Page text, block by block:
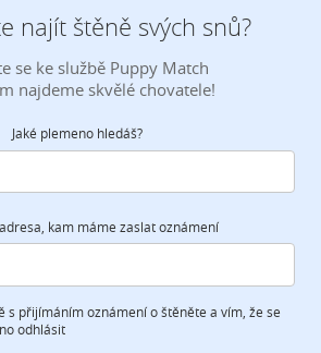
najít štěně svých snů?
se ke službě Puppy Match
najdeme skvělé chovatele!
Jaké plemeno hledáš?
kam máme zaslat oznámení
s přijímáním oznámení o štěněte a vím, že se
odhlásit